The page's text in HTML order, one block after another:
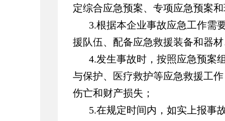
定综合应急预案、专项应急预案
3.根据本企业事故应急工作需
援队伍、配备应急救援装备和器
4.发生事故时，按照应急预案
与保护、医疗救护等应急救援工
伤亡和财产损失；
5.在规定时间内，如实上报事